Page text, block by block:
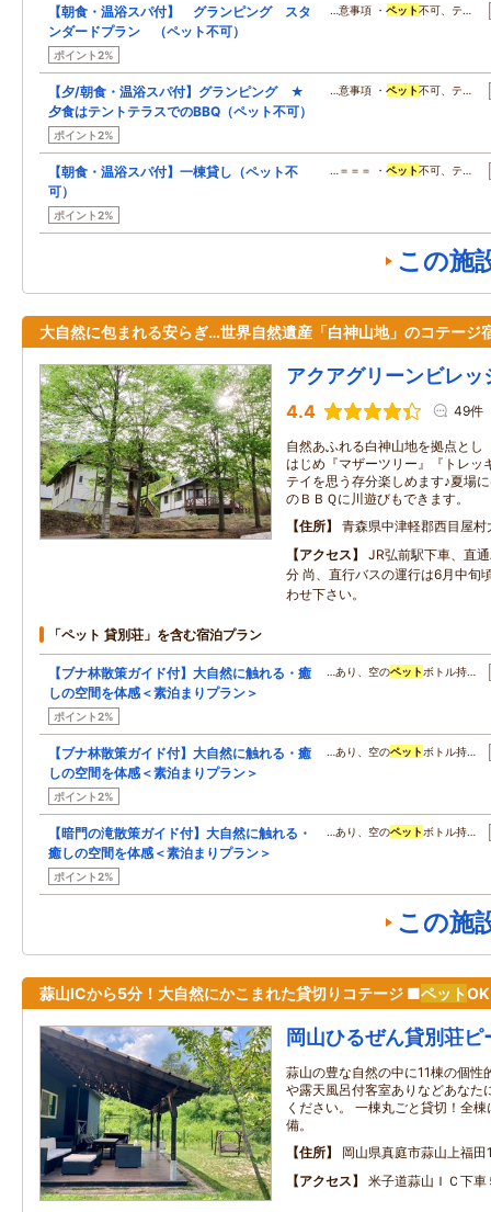
【朝食・温浴スパ付】 グランピング スタ
ンダードプラン （ペット不可）
ポイント2%
…意事項 ・ペット不可、テ…
【夕/朝食・温浴スパ付】グランピング ★
夕食はテントテラスでのBBQ（ペット不可）
ポイント2%
…意事項 ・ペット不可、テ…
【朝食・温浴スパ付】一棟貸し（ペット不
可）
ポイント2%
…＝＝＝ ・ペット不可、テ…
この施
大自然に包まれる安らぎ…世界自然遺産「白神山地」のコテージ
アクアグリーンビレッ
4.4 49件
自然あふれる白神山地を拠点とし
はじめ『マザーツリー』『トレッ
テイを思う存分楽しめます♪夏場
のＢＢＱに川遊びもできます。
住所
青森県中津軽郡西目屋
アクセス
JR弘前駅下車、直
分 尚、直行バスの運行は6月中旬
わせ下さい。
「ペット 貸別荘」を含む宿泊プラン
【ブナ林散策ガイド付】大自然に触れる・癒
しの空間を体感＜素泊まりプラン＞
ポイント2%
…あり、空のペット ボトル持…
【ブナ林散策ガイド付】大自然に触れる・癒
しの空間を体感＜素泊まりプラン＞
ポイント2%
…あり、空のペット ボトル持…
【暗門の滝散策ガイド付】大自然に触れる・
癒しの空間を体感＜素泊まりプラン＞
ポイント2%
…あり、空のペット ボトル持…
この施
蒜山ICから5分！大自然にかこまれた貸切りコテージ ■ペット
岡山ひるぜん貸別荘ピ
蒜山の豊な自然の中に11棟の個性
や露天風呂付客室ありなどあなた
ください。 一棟丸ごと貸切！全
備。
住所
岡山県真庭市蒜山上福
アクセス
米子道蒜山ＩＣ下車